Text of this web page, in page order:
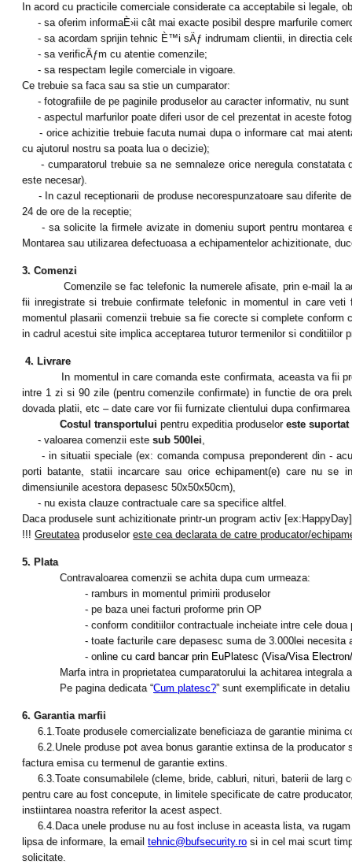
In acord cu practicile comerciale considerate ca acceptabile si legale,
- sa oferim informaÈ›ii cât mai exacte posibil despre marfurile
- sa acordam sprijin tehnic È™i sÄƒ indrumam clientii, in directia
- sa verificÄƒm cu atentie comenzile;
- sa respectam legile comerciale in vigoare.
Ce trebuie sa faca sau sa stie un cumparator:
- fotografiile de pe paginile produselor au caracter informativ, nu sunt
- aspectul marfurilor poate diferi usor de cel prezentat in aceste
- orice achizitie trebuie facuta numai dupa o informare cat mai
cu ajutorul nostru sa poata lua o decizie);
- cumparatorul trebuie sa ne semnaleze orice neregula constatata
este necesar).
- In cazul receptionarii de produse necorespunzatoare sau diferite
24 de ore de la receptie;
- sa solicite la firmele avizate in domeniu suport pentru montarea
Montarea sau utilizarea defectuoasa a echipamentelor achizitionate,
3. Comenzi
Comenzile se fac telefonic la numerele afisate, prin e-mail la
fii inregistrate si trebuie confirmate telefonic in momentul in care
momentul plasarii comenzii trebuie sa fie corecte si complete conform
in cadrul acestui site implica acceptarea tuturor termenilor si conditiilor
4. Livrare
In momentul in care comanda este confirmata, aceasta va fii
intre 1 zi si 90 zile (pentru comenzile confirmate) in functie de ora
dovada platii, etc – date care vor fii furnizate clientului dupa
Costul transportului pentru expeditia produselor este
- valoarea comenzii este sub 500lei,
- in situatii speciale (ex: comanda compusa preponderent din -
porti batante, statii incarcare sau orice echipament(e) care nu se
dimensiunile acestora depasesc 50x50x50cm),
- nu exista clauze contractuale care sa specifice altfel.
Daca produsele sunt achizitionate printr-un program activ
!!! Greutateaproduselor este cea declarata de catre producator/
5. Plata
Contravaloarea comenzii se achita dupa cum urmeaza:
- ramburs in momentul primirii produselor
- pe baza unei facturi proforme prin OP
- conform conditiilor contractuale incheiate intre cele doua
- toate facturile care depasesc suma de 3.000lei necesita
- online cu card bancar prin EuPlatesc (Visa/Visa
Marfa intra in proprietatea cumparatorului la achitarea integrala a
Pe pagina dedicata “Cum platesc?” sunt exemplificate in
6. Garantia marfii
6.1.Toate produsele comercializate beneficiaza de garantie minima
6.2.Unele produse pot avea bonus garantie extinsa de la producator
factura emisa cu termenul de garantie extins.
6.3.Toate consumabilele (cleme, bride, cabluri, nituri, baterii de larg
pentru care au fost concepute, in limitele specificate de catre
instiintarea noastra referitor la acest aspect.
6.4.Daca unele produse nu au fost incluse in aceasta lista, va
lipsa de informare, la email tehnic@bufsecurity.ro si in cel mai scurt
solicitate.